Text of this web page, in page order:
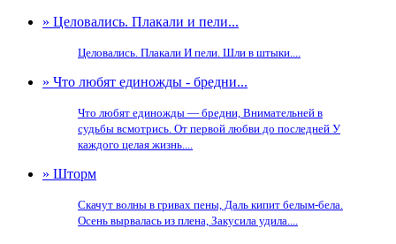
» Целовались. Плакали и пели...
Целовались. Плакали И пели. Шли в штыки....
» Что любят единожды - бредни...
Что любят единожды — бредни, Внимательней в
судьбы всмотрись. От первой любви до последней У
каждого целая жизнь....
» Шторм
Скачут волны в гривах пены, Даль кипит белым-бела.
Осень вырвалась из плена, Закусила удила....